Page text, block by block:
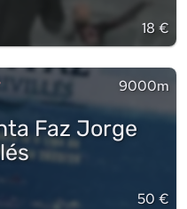
18 €
9000m
Faz Jorge
50 €